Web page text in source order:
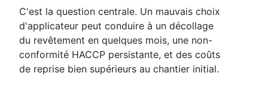
C'est la question centrale. Un mauvais choix
d'applicateur peut conduire à un décollage
du revêtement en quelques mois, une non-
conformité HACCP persistante, et des coûts
de reprise bien supérieurs au chantier initial.